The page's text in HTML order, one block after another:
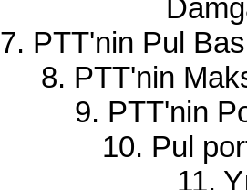
7. PTT'nin Pul
8. PTT'nin
9. PTT'nin
10. Pul
11.